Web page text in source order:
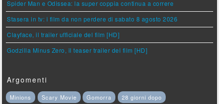
Spider Man e Odissea: la super coppia continua a correre
Stasera in tv: i film da non perdere di sabato 8 agosto 2026
Clayface, il trailer ufficiale del film [HD]
Godzilla Minus Zero, il teaser trailer del film [HD]
Argomenti
Minions Scary Movie Gomorra
28 giorni dopo